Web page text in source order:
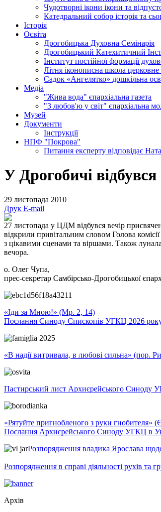
Чудотворні ікони ікони та
Катедральний собор історія та
Історія
Освіта
Дрогобицька Духовна Семінарія
Дрогобицький Катехитичний
Інститут постійної формації
Літня іконописна школа
Садок «Ангелятко» дошкільна
Медіа
"Жива вода" єпархіальна газета
"З любов'ю у світ" єпархіальна
Музей
Документи
Інструкції
НПФ "Покрова"
Питання експерту відповідає
У Дрогобичі
29 листопада 2010
Друк E-mail
27 листопада у ЦДМ відбувся вечір
відкрили привітальним словом Голова
з цікавими сценами та віршами. Також
вечора.
о. Олег Чупа,
прес-секретар Самбірсько-Дрогобицької
«Іди за Мною!» (Мр. 2, 14)
Послання Синоду Єпископів УГКЦ 2026
«В надії витривала, в любові сильна» (пор.
Пастирський лист Архиєрейського Синоду
«Рятуйте пригнобленого з руки гнобителя»
Послання Архиєрейського Синоду УГКЦ в
Розпорядження владика Ярослава щодо
Розпорядження в справі діяльності рухів та
Архів